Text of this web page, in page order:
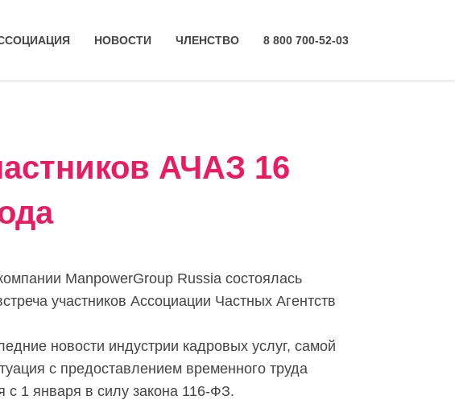
НОВОСТИ ЧЛЕНСТВО 8 800 700-52-03
АЧАЗ 16
ManpowerGroup Russia состоялась
участников Ассоциации Частных Агентств
новости индустрии кадровых услуг, самой
с предоставлением временного труда
с 1 января в силу закона 116-ФЗ.